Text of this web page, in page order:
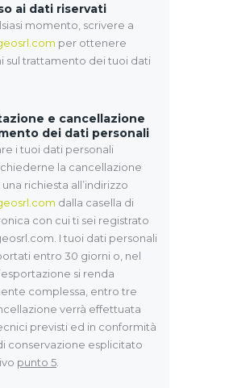
ai dati riservati
momento, scrivere a
per ottenere
sul trattamento dei tuoi dati
e cancellazione
dei dati personali
i tuoi dati personali
la cancellazione
richiesta all’indirizzo
dalla casella di
con cui ti sei registrato
I tuoi dati personali
entro 30 giorni o, nel
si renda
complessa, entro tre
verrà effettuata
previsti ed in conformità
conservazione esplicitato
punto 5